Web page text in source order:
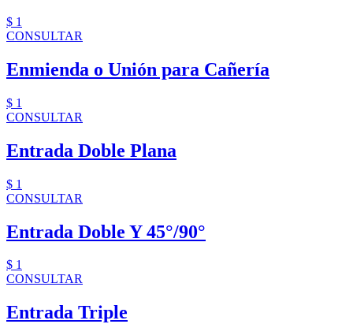
$ 1
CONSULTAR
Enmienda o Unión para Cañería
$ 1
CONSULTAR
Entrada Doble Plana
$ 1
CONSULTAR
Entrada Doble Y 45°/90°
$ 1
CONSULTAR
Entrada Triple